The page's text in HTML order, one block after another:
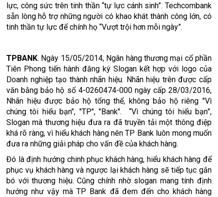
lực, công sức trên tinh thần “tự lực cánh sinh”. Techcombank
sẵn lòng hỗ trợ những người có khao khát thành công lớn, có
tinh thần tự lực để chính họ “Vượt trội hơn mỗi ngày”.
TPBANK. Ngày 15/05/2014, Ngân hàng thương mại cổ phần
Tiên Phong tiến hành đăng ký Slogan kết hợp với logo của
Doanh nghiệp tạo thành nhãn hiệu. Nhãn hiệu trên được cấp
văn bằng bảo hộ số 4-0260474-000 ngày cấp 28/03/2016,
Nhãn hiệu được bảo hộ tổng thể, không bảo hộ riêng "Vì
chúng tôi hiểu bạn", "TP", "Bank". “Vì chúng tôi hiểu bạn”,
Slogan mà thương hiệu đưa ra đã truyền tải một thông điệp
khá rõ ràng, vì hiểu khách hàng nên TP Bank luôn mong muốn
đưa ra những giải pháp cho vấn đề của khách hàng.
Đó là định hướng chinh phục khách hàng, hiểu khách hàng để
phục vụ khách hàng và ngược lại khách hàng sẽ tiếp tục gắn
bó với thương hiệu. Cũng chính nhờ slogan mang tính định
hướng như vậy mà TP Bank đã đem đến cho khách hàng